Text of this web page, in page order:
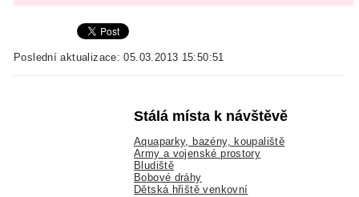
Poslední aktualizace: 05.03.2013 15:50:51
Stálá místa k návštěvě
Aquaparky, bazény, koupaliště
Army a vojenské prostory
Bludiště
Bobové dráhy
Dětská hřiště venkovní